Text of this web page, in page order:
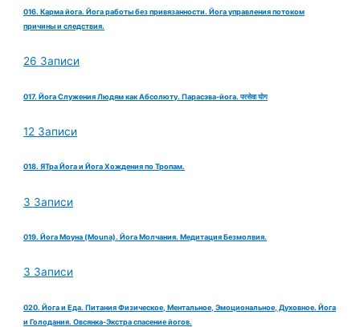
016. Карма йога. Йога работы без привязанности. Йога управления потоком
причины и следствия.
26 Записи
017. Йога Служения Людям как Абсолюту. Парасэва-йога. परसेवा योग
12 Записи
018. ЯТра Йога и Йога Хождения по Тропам.
3 Записи
019. Йога Моуна (Mouna). Йога Молчания. Медитация Безмолвия.
3 Записи
020. Йога и Еда. Питания Физическое, Ментальное, Эмоциональное, Духовное. Йога
и Голодания. Овсянка-Экстра спасение йогов.